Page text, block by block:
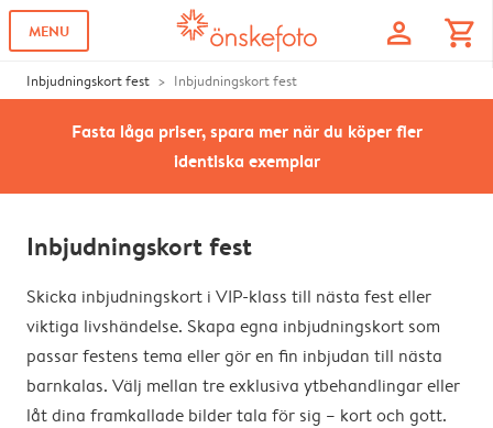
MENU profile shopping_cart
Inbjudningskort fest Inbjudningskort fest
Fasta låga priser, spara mer när du köper fler
identiska exemplar
Inbjudningskort fest
Skicka inbjudningskort i VIP-klass till nästa fest eller
viktiga livshändelse. Skapa egna inbjudningskort som
passar festens tema eller gör en fin inbjudan till nästa
barnkalas. Välj mellan tre exklusiva ytbehandlingar eller
låt dina framkallade bilder tala för sig – kort och gott.